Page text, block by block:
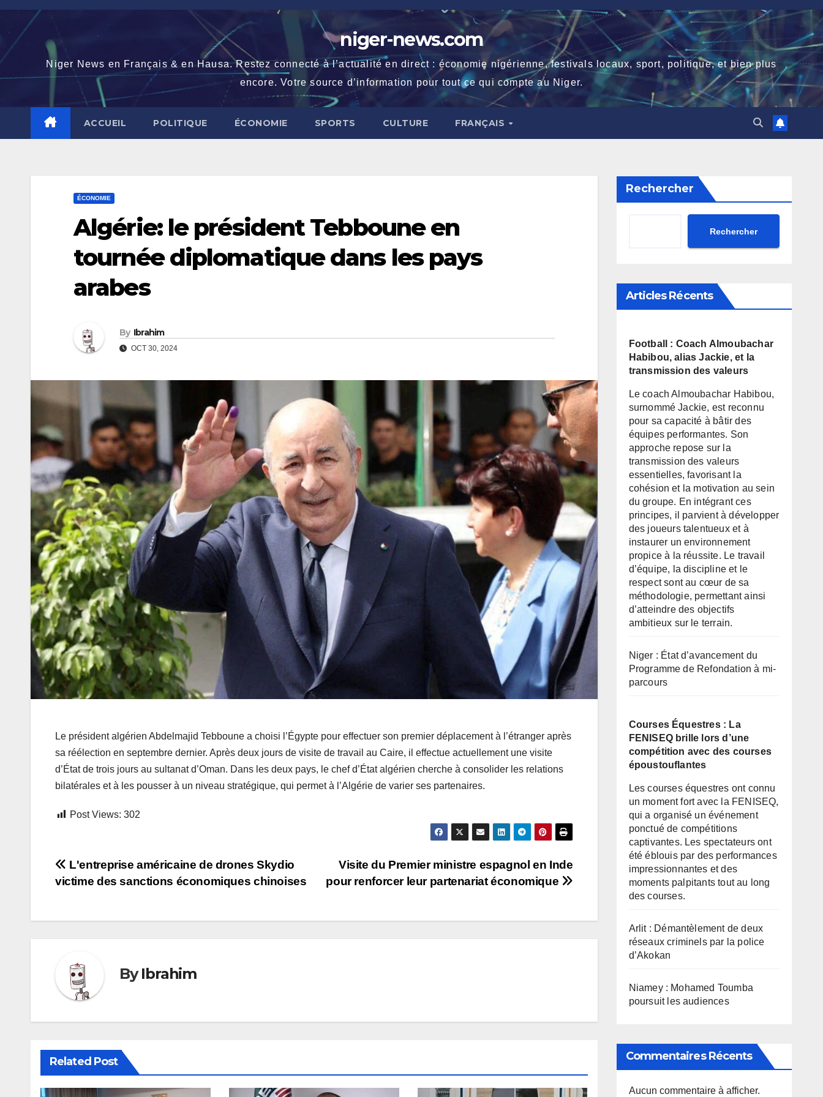
Skip
content
niger-news.com
Niger News en Français & en Hausa. Restez connecté à l’actualité en direct : économie nigérienne, festivals locaux, sport, politique, et bien plus
encore. Votre source d’information pour tout ce qui compte au Niger.
ACCUEIL POLITIQUE ÉCONOMIE SPORTS CULTURE FRANÇAIS
ÉCONOMIE
Algérie: le président Tebboune en
tournée diplomatique dans les pays
arabes
By Ibrahim
OCT 30, 2024
Le président algérien Abdelmajid Tebboune a choisi l’Égypte pour effectuer son premier déplacement à l’étranger après
sa réélection en septembre dernier. Après deux jours de visite de travail au Caire, il effectue actuellement une visite
d’État de trois jours au sultanat d’Oman. Dans les deux pays, le chef d’État algérien cherche à consolider les relations
bilatérales et à les pousser à un niveau stratégique, qui permet à l’Algérie de varier ses partenaires.
Post Views: 302
Navigation
l’article
Visite du Premier ministre espagnol en Inde
pour renforcer leur partenariat économique
L'entreprise américaine de drones Skydio
victime des sanctions économiques chinoises
ByIbrahim
Related Post
Rechercher
Rechercher
Articles Récents
Football : Coach Almoubachar
Habibou, alias Jackie, et la
transmission des valeurs
Le coach Almoubachar Habibou,
surnommé Jackie, est reconnu
pour sa capacité à bâtir des
équipes performantes. Son
approche repose sur la
transmission des valeurs
essentielles, favorisant la
cohésion et la motivation au sein
du groupe. En intégrant ces
principes, il parvient à développer
des joueurs talentueux et à
instaurer un environnement
propice à la réussite. Le travail
d’équipe, la discipline et le
respect sont au cœur de sa
méthodologie, permettant ainsi
d’atteindre des objectifs
ambitieux sur le terrain.
Niger : État d’avancement du
Programme de Refondation à mi-
parcours
Courses Équestres : La
FENISEQ brille lors d’une
compétition avec des courses
époustouflantes
Les courses équestres ont connu
un moment fort avec la FENISEQ,
qui a organisé un événement
ponctué de compétitions
captivantes. Les spectateurs ont
été éblouis par des performances
impressionnantes et des
moments palpitants tout au long
des courses.
Arlit : Démantèlement de deux
réseaux criminels par la police
d’Akokan
Niamey : Mohamed Toumba
poursuit les audiences
Commentaires Récents
Aucun commentaire à afficher.